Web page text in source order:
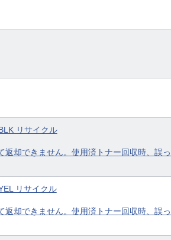
リサイクル
却できません。使用済トナー回収時、誤
リサイクル
却できません。使用済トナー回収時、誤